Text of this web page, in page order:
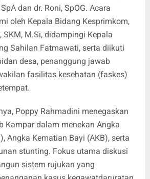
dan dr. Roni, SpOG. Acara
oleh Kepala Bidang Kesprimkom,
SKM, M.Si, didampingi Kepala
Sahilan Fatmawati, serta diikuti
desa, penanggung jawab
fasilitas kesehatan (faskes)
Poppy Rahmadini menegaskan
Kampar dalam menekan Angka
Angka Kematian Bayi (AKB), serta
stunting. Fokus utama diskusi
sistem rujukan yang